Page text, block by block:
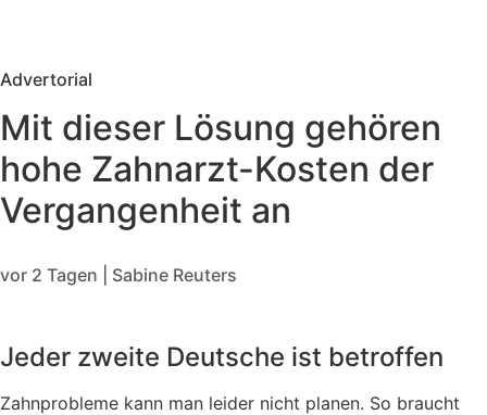
Advertorial
Mit dieser Lösung gehören
hohe Zahnarzt-Kosten der
Vergangenheit an
vor 2 Tagen | Sabine Reuters
Jeder zweite Deutsche ist betroffen
Zahnprobleme kann man leider nicht planen. So braucht